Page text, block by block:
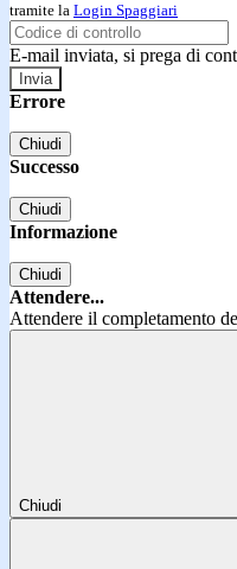
tramite la Login Spaggiari
E-mail inviata, si prega di
Errore
Chiudi
Successo
Chiudi
Informazione
Chiudi
Attendere...
Attendere il completamento
Chiudi